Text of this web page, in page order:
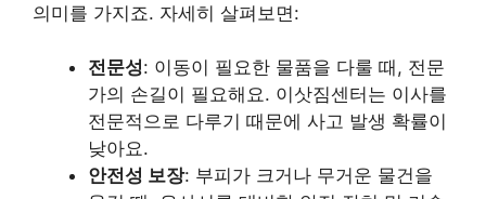
의미를 가지죠. 자세히 살펴보면:
전문성: 이동이 필요한 물품을 다룰 때, 전문
가의 손길이 필요해요. 이삿짐센터는 이사를
전문적으로 다루기 때문에 사고 발생 확률이
낮아요.
안전성 보장: 부피가 크거나 무거운 물건을